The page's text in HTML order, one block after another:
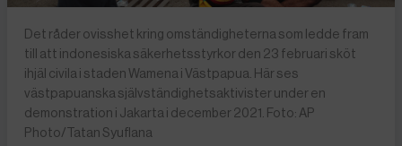
Det råder ovisshet kring omständigheterna som ledde fram
till att indonesiska säkerhetsstyrkor den 23 februari sköt
ihjäl civila i staden Wamena i Västpapua. Här ses
västpapuanska självständighetsaktivister under en
demonstration i Jakarta i december 2021. Foto: AP
Photo/Tatan Syuflana